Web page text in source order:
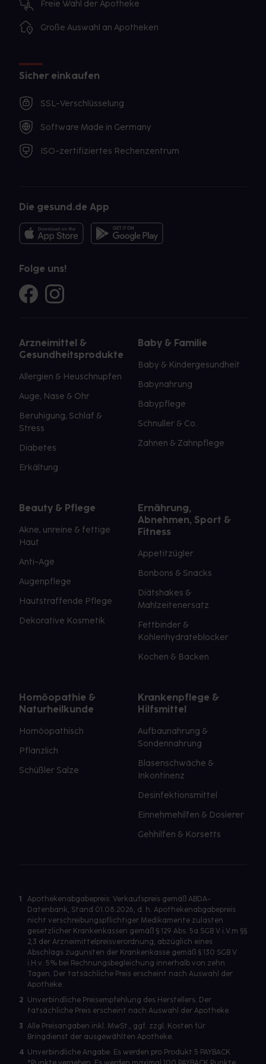
Freie Wahl der Apotheke
Große Auswahl an Apotheken
Sicher einkaufen
SSL-Verschlüsselung
Software Made in Germany
ISO-zertifiziertes Rechenzentrum
Die gesund.de App
Folge uns!
Arzneimittel &
Gesundheitsprodukte
Allergien & Heuschnupfen
Auge, Nase & Ohr
Beruhigung, Schlaf &
Stress
Diabetes
Erkältung
Baby & Familie
Baby & Kindergesundheit
Babynahrung
Babypflege
Schnuller & Co.
Zahnen & Zahnpflege
Beauty & Pflege
Akne, unreine & fettige
Haut
Anti-Age
Augenpflege
Hautstraffende Pflege
Dekorative Kosmetik
Ernährung,
Abnehmen, Sport &
Fitness
Appetitzügler
Bonbons & Snacks
Diätshakes &
Mahlzeitenersatz
Fettbinder &
Kohlenhydrateblocker
Kochen & Backen
Homöopathie &
Naturheilkunde
Homöopathisch
Pflanzlich
Schüßler Salze
Krankenpflege &
Hilfsmittel
Aufbaunahrung &
Sondennahrung
Blasenschwäche &
Inkontinenz
Desinfektionsmittel
Einnehmehilfen & Dosierer
Gehhilfen & Korsetts
1
Apothekenabgabepreis: Verkaufspreis gemäß ABDA-
Datenbank, Stand 01.08.2026, d. h. Apothekenabgabepreis
nicht verschreibungspflichtiger Medikamente zulasten
gesetzlicher Krankenkassen gemäß § 129 Abs. 5a SGB V i.V.m §§
2,3 der Arzneimittelpreisverordnung, abzüglich eines
Abschlags zugunsten der Krankenkasse gemäß § 130 SGB V
i.H.v. 5% bei Rechnungsbegleichung innerhalb von zehn
Tagen. Der tatsächliche Preis erscheint nach Auswahl der
Apotheke.
2 Unverbindliche Preisempfehlung des Herstellers. Der
tatsächliche Preis erscheint nach Auswahl der Apotheke.
3 Alle Preisangaben inkl. MwSt., ggf. zzgl. Kosten für
Bringdienst der ausgewählten Apotheke.
4 Unverbindliche Angabe. Es werden pro Produkt 5 PAYBACK